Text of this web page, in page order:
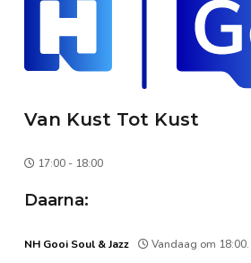
Van Kust Tot Kust
17:00 - 18:00
Daarna:
NH Gooi Soul & Jazz Vandaag om 18:00.